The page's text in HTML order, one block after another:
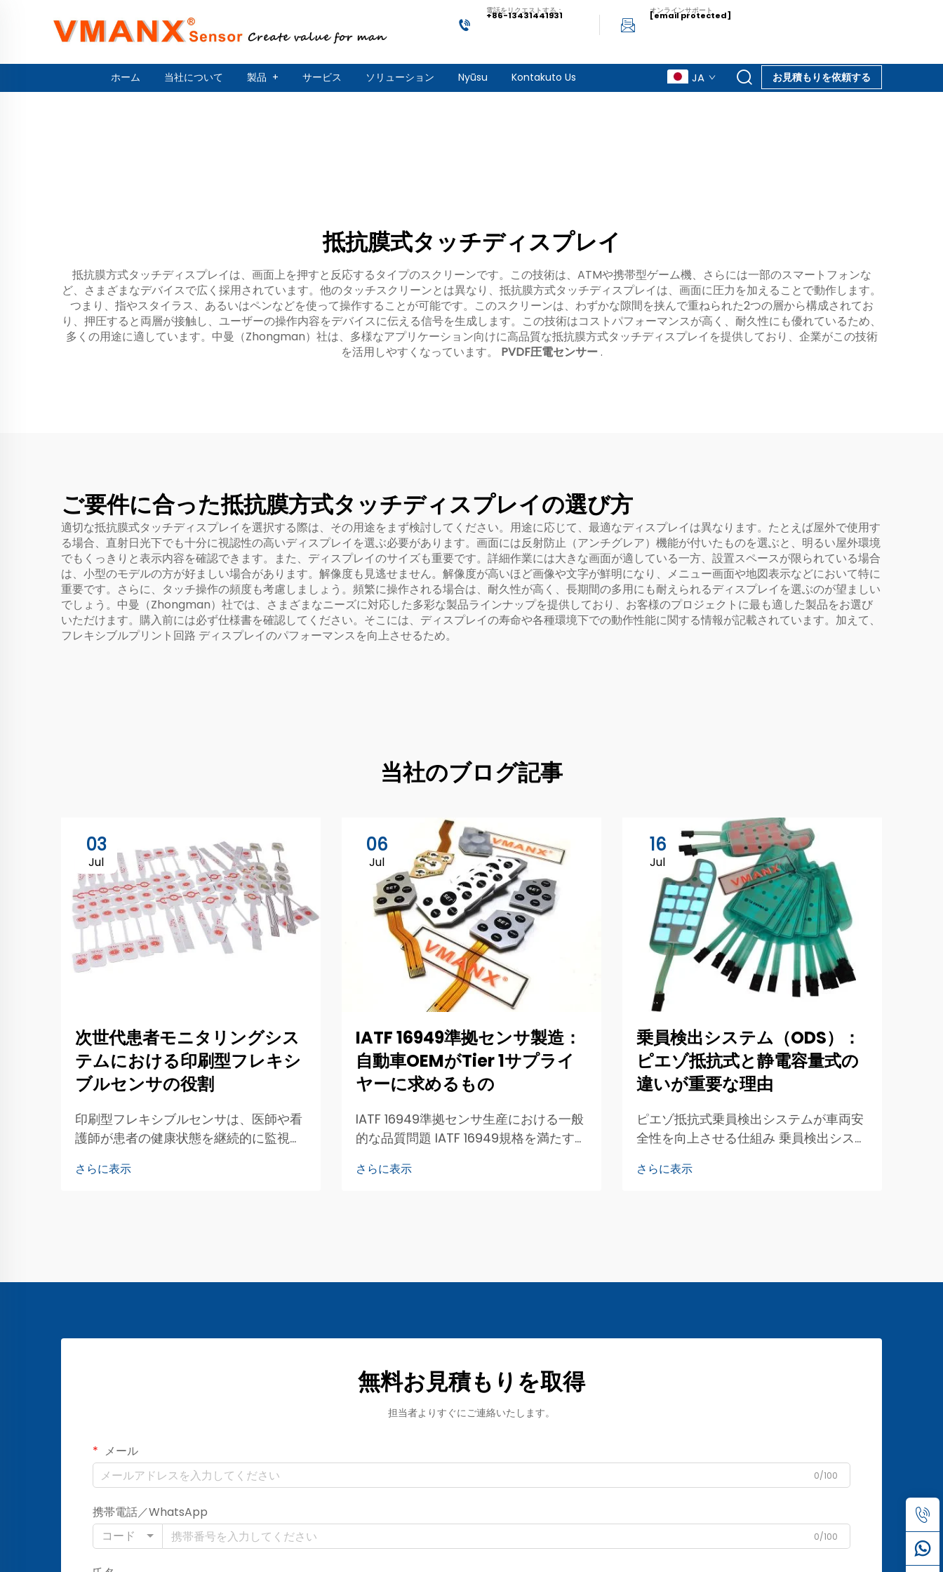
電話をリクエストする：
+86-13431441931 オンラインサポート
[email protected]
ホーム 当社について 製品 + サービス ソリューション Nyūsu Kontakuto Us JA お見積もりを依頼する
抵抗膜式タッチディスプレイ
抵抗膜方式タッチディスプレイは、画面上を押すと反応するタイプのスクリーンです。この技術は、ATMや携帯型ゲーム機、さらには一部のスマートフォンな
ど、さまざまなデバイスで広く採用されています。他のタッチスクリーンとは異なり、抵抗膜方式タッチディスプレイは、画面に圧力を加えることで動作します。
つまり、指やスタイラス、あるいはペンなどを使って操作することが可能です。このスクリーンは、わずかな隙間を挟んで重ねられた2つの層から構成されてお
り、押圧すると両層が接触し、ユーザーの操作内容をデバイスに伝える信号を生成します。この技術はコストパフォーマンスが高く、耐久性にも優れているため、
多くの用途に適しています。中曼（Zhongman）社は、多様なアプリケーション向けに高品質な抵抗膜方式タッチディスプレイを提供しており、企業がこの技術
を活用しやすくなっています。 PVDF圧電センサー.
ご要件に合った抵抗膜方式タッチディスプレイの選び方
適切な抵抗膜式タッチディスプレイを選択する際は、その用途をまず検討してください。用途に応じて、最適なディスプレイは異なります。たとえば屋外で使用す
る場合、直射日光下でも十分に視認性の高いディスプレイを選ぶ必要があります。画面には反射防止（アンチグレア）機能が付いたものを選ぶと、明るい屋外環境
でもくっきりと表示内容を確認できます。また、ディスプレイのサイズも重要です。詳細作業には大きな画面が適している一方、設置スペースが限られている場合
は、小型のモデルの方が好ましい場合があります。解像度も見逃せません。解像度が高いほど画像や文字が鮮明になり、メニュー画面や地図表示などにおいて特に
重要です。さらに、タッチ操作の頻度も考慮しましょう。頻繁に操作される場合は、耐久性が高く、長期間の多用にも耐えられるディスプレイを選ぶのが望ましい
でしょう。中曼（Zhongman）社では、さまざまなニーズに対応した多彩な製品ラインナップを提供しており、お客様のプロジェクトに最も適した製品をお選び
いただけます。購入前には必ず仕様書を確認してください。そこには、ディスプレイの寿命や各種環境下での動作性能に関する情報が記載されています。加えて、
フレキシブルプリント回路 ディスプレイのパフォーマンスを向上させるため。
当社のブログ記事
03
Jul
次世代患者モニタリングシス
テムにおける印刷型フレキシ
ブルセンサの役割
印刷型フレキシブルセンサは、医師や看
護師が患者の健康状態を継続的に監視す
ンサは曲げたり伸ばしたりできるため、
さらに表示
06
Jul
IATF 16949準拠センサ製造：
自動車OEMがTier 1サプライ
ヤーに求めるもの
IATF 16949準拠センサ生産における一般
的な品質問題 IATF 16949規格を満たす自
セス全体で一貫した品質が求められま
さらに表示
16
Jul
乗員検出システム（ODS）：
ピエゾ抵抗式と静電容量式の
違いが重要な理由
ピエゾ抵抗式乗員検出システムが車両安
全性を向上させる仕組み 乗員検出システ
車載の安全システムへ適切な情報を提供
さらに表示
無料お見積もりを取得
担当者よりすぐにご連絡いたします。
メール
0/100
携帯電話／WhatsApp
コード
0/100